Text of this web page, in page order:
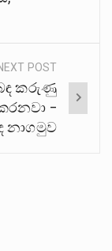
POST
කරුණු
–
නාගමුව